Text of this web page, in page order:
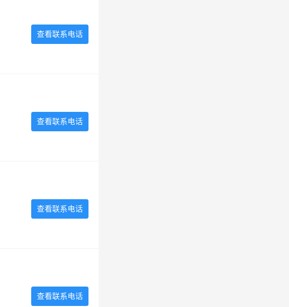
查看联系电话
查看联系电话
查看联系电话
查看联系电话